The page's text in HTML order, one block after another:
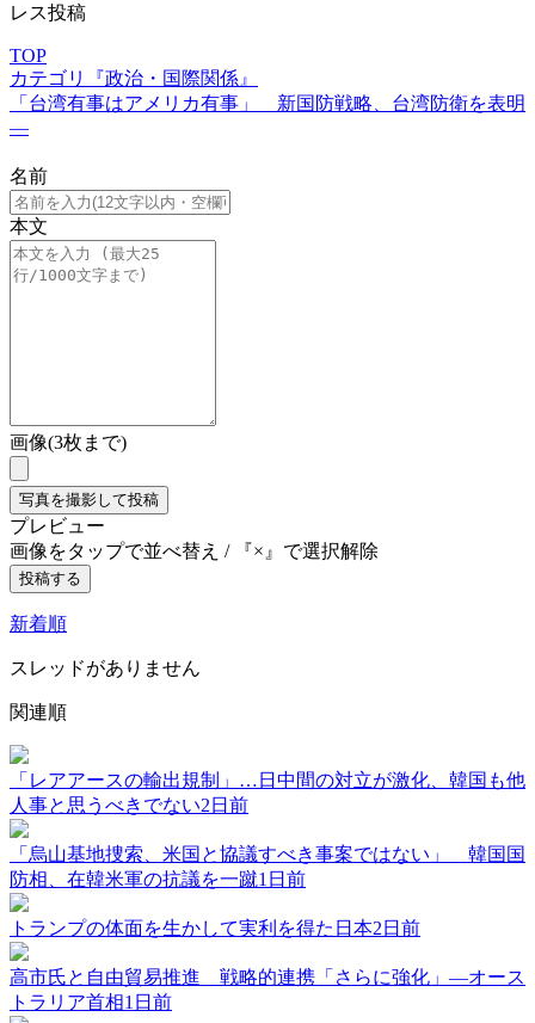
レス投稿
TOP
カテゴリ『政治・国際関係』
「台湾有事はアメリカ有事」 新国防戦略、台湾防衛を表明
―
名前
本文
画像(3枚まで)
写真を撮影して投稿
プレビュー
画像をタップで並べ替え / 『×』で選択解除
投稿する
新着順
スレッドがありません
関連順
「レアアースの輸出規制」…日中間の対立が激化、韓国も他
人事と思うべきでない2日前
「烏山基地捜索、米国と協議すべき事案ではない」 韓国国
防相、在韓米軍の抗議を一蹴1日前
トランプの体面を生かして実利を得た日本2日前
高市氏と自由貿易推進 戦略的連携「さらに強化」―オース
トラリア首相1日前